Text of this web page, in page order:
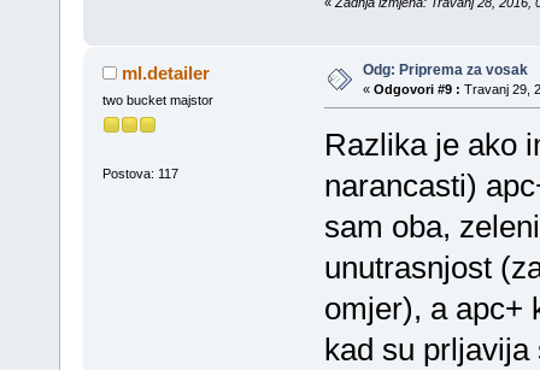
ml.detailer
two bucket majstor
Postova: 117
Odg: Priprema za vosak
« Odgovori #9 : Travanj 29,
Razlika je ako
narancasti)
sam oba,
unutrasnjost
omjer), a apc+
kad su